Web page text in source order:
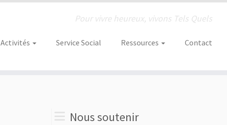
Pour vivre heureux, vivons Tels Quels
Activités Service Social Ressources Contact
Nous soutenir